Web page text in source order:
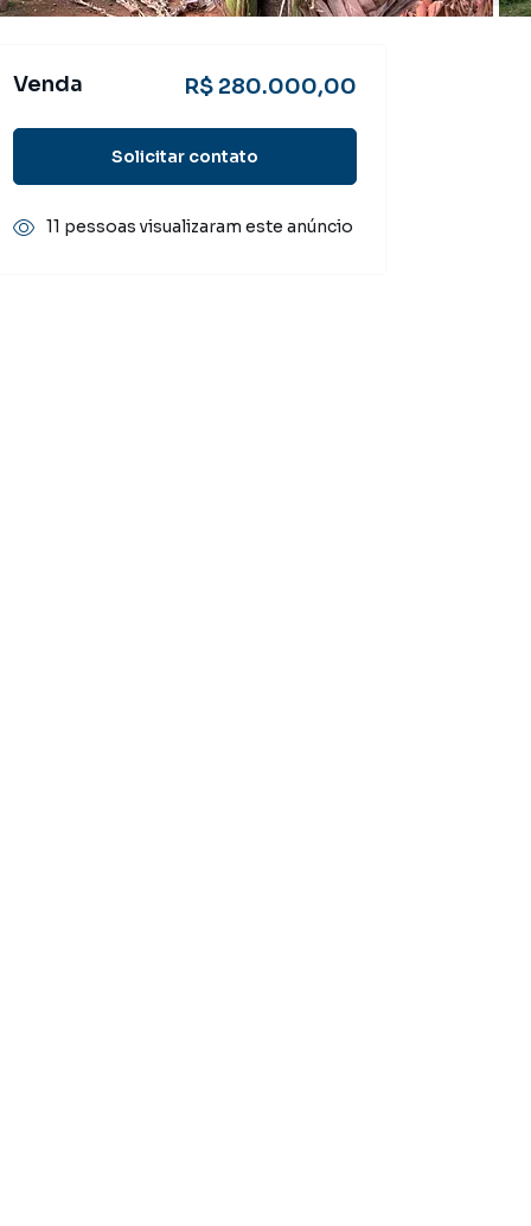
Venda R$ 280.000,00
Solicitar contato
11 pessoas visualizaram este anúncio